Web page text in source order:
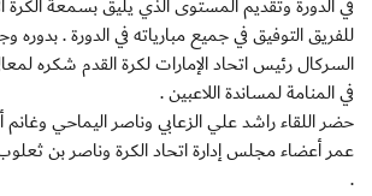
للفريق التوفيق في جميع مبارياته في الدورة .
السركال رئيس اتحاد الإمارات لكرة القدم شكره
في المنامة لمساندة اللاعبين .
حضر اللقاء راشد علي الزعابي وناصر اليماحي
عمر أعضاء مجلس إدارة اتحاد الكرة وناصر بن
.